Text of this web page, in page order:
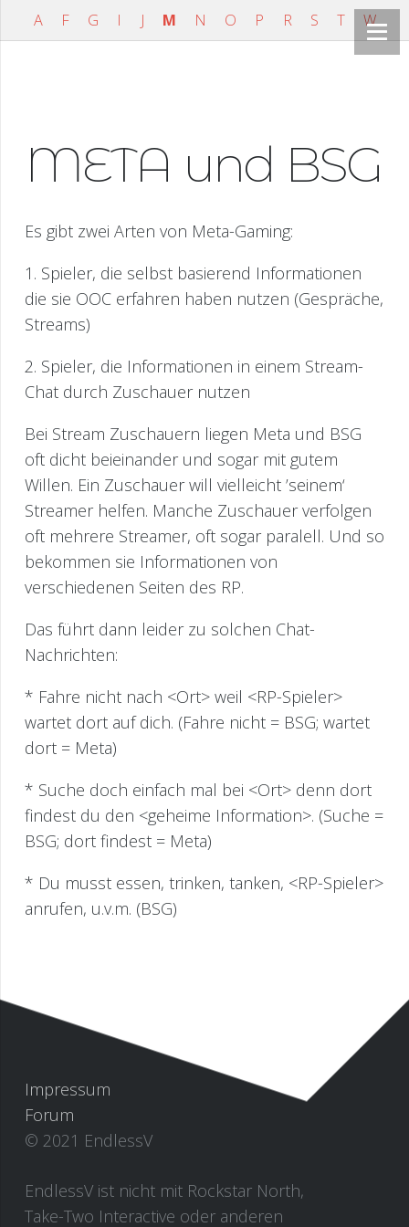
A F G I J M N O P R S T W
META und BSG
Es gibt zwei Arten von Meta-Gaming:
1. Spieler, die selbst basierend Informationen
die sie OOC erfahren haben nutzen (Gespräche,
Streams)
2. Spieler, die Informationen in einem Stream-
Chat durch Zuschauer nutzen
Bei Stream Zuschauern liegen Meta und BSG
oft dicht beieinander und sogar mit gutem
Willen. Ein Zuschauer will vielleicht ’seinem‘
Streamer helfen. Manche Zuschauer verfolgen
oft mehrere Streamer, oft sogar paralell. Und so
bekommen sie Informationen von
verschiedenen Seiten des RP.
Das führt dann leider zu solchen Chat-
Nachrichten:
* Fahre nicht nach <Ort> weil <RP-Spieler>
wartet dort auf dich. (Fahre nicht = BSG; wartet
dort = Meta)
* Suche doch einfach mal bei <Ort> denn dort
findest du den <geheime Information>. (Suche =
BSG; dort findest = Meta)
* Du musst essen, trinken, tanken, <RP-Spieler>
anrufen, u.v.m. (BSG)
Impressum
Forum
© 2021 EndlessV
EndlessV ist nicht mit Rockstar North,
Take-Two Interactive oder anderen